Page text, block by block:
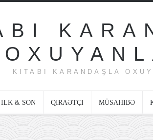
KITABI KARANDAŞLA
ILK & SON QIRAƏTÇI MÜSAHIBƏ